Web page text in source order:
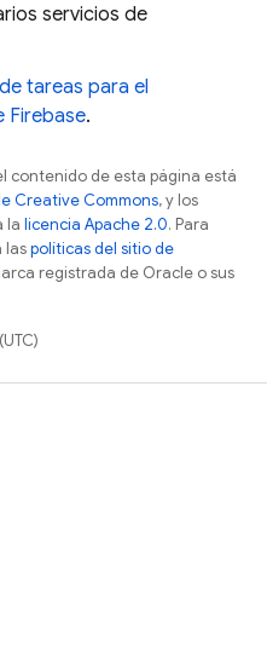
servicios de
tareas para el
Firebase.
contenido de esta página está
Creative Commons, y los
la licencia Apache 2.0. Para
laspolíticas del sitio de
registrada de Oracle o sus